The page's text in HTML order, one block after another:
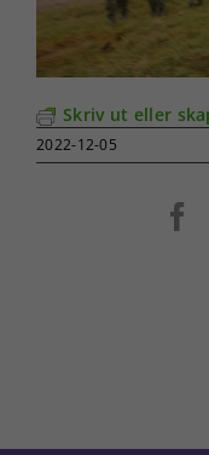
Skriv ut eller
2022-12-05